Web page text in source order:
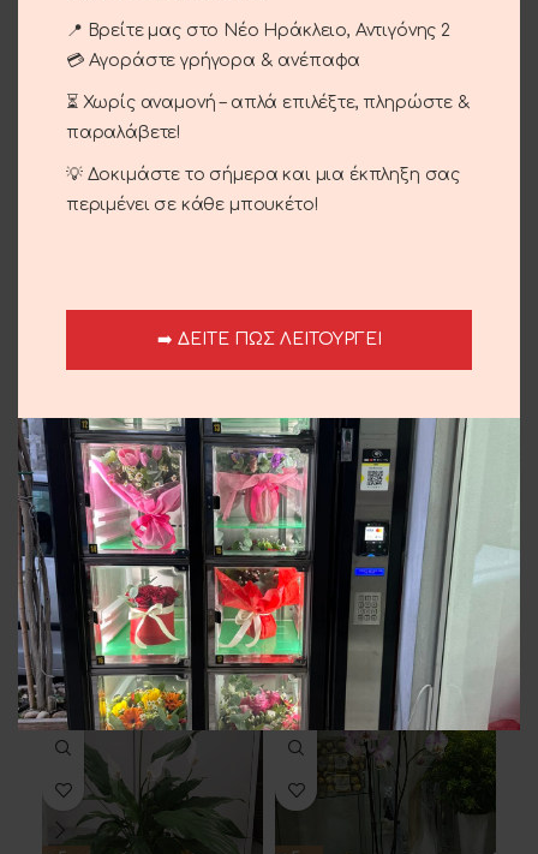
Φλιτζάνι γεμάτο λουλούδια εποχής.
ΠΡΟΣΘΉΚΗ ΣΤΟ ΚΑΛΆΘΙ
Σύγκριση Αγαπημένο
Περιγραφή
Φλιτζάνι γεμάτο λουλούδια εποχής.
Αποστολή και παράδοση
Σχετικά προϊόντα
📍 Βρείτε μας στο Νέο Ηράκλειο, Αντιγόνης 2
💳 Αγοράστε γρήγορα & ανέπαφα
⏳ Χωρίς αναμονή – απλά επιλέξτε, πληρώστε &
παραλάβετε!
💡 Δοκιμάστε το σήμερα και μια έκπληξη σας
περιμένει σε κάθε μπουκέτο!
➡️ ΔΕΙΤΕ ΠΩΣ ΛΕΙΤΟΥΡΓΕΙ